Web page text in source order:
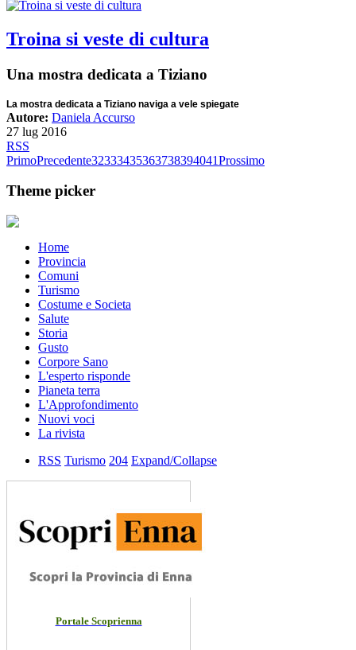
Troina si veste di cultura
Una mostra dedicata a Tiziano
La mostra dedicata a Tiziano naviga a vele spiegate
Autore: Daniela Accurso
27 lug 2016
RSS
PrimoPrecedente32333435363738394041Prossimo
Theme picker
Home
Provincia
Comuni
Turismo
Costume e Societa
Salute
Storia
Gusto
Corpore Sano
L'esperto risponde
Pianeta terra
L'Approfondimento
Nuovi voci
La rivista
RSS Turismo 204 Expand/Collapse
Portale Scoprienna